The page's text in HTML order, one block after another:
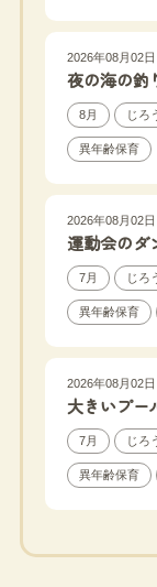
2026年08月02日
夜の海の釣
8月 じろ
異年齢保育
2026年08月02日
運動会のダ
7月 じろ
異年齢保育
2026年08月02日
大きいプー
7月 じろ
異年齢保育